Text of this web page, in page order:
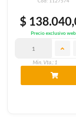
$
Precio exclusivo web
Min. Vta.: 1